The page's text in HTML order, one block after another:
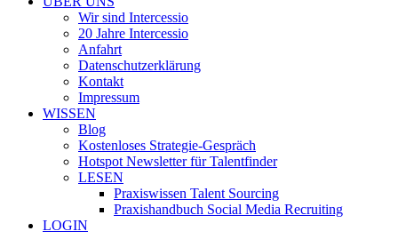
Wir sind Intercessio
20 Jahre Intercessio
Anfahrt
Datenschutzerklärung
Kontakt
Impressum
WISSEN
Blog
Kostenloses Strategie-Gespräch
Hotspot Newsletter für Talentfinder
LESEN
Praxiswissen Talent Sourcing
Praxishandbuch Social Media Recruiting
LOGIN